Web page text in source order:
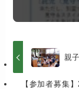
親
【参加者募集